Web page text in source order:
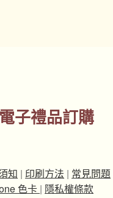
子禮品訂購
知 | 印刷方法 | 常見問題
色卡 | 隱私權條款